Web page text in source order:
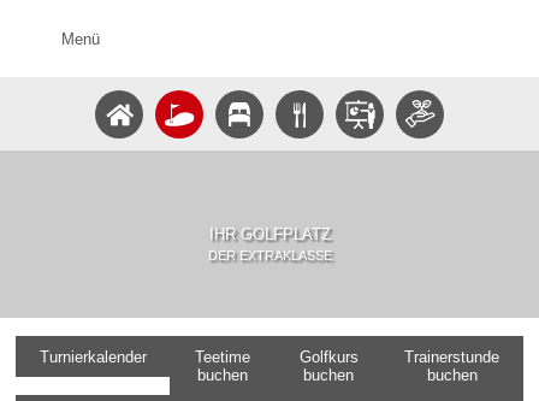
Menü
IHR GOLFPLATZ
DER EXTRAKLASSE
Turnierkalender
Teetime
buchen
Golfkurs
buchen
Trainerstunde
buchen